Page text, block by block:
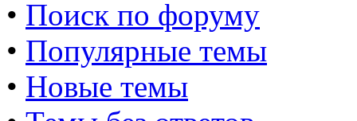
• Поиск по форуму
• Популярные темы
• Новые темы